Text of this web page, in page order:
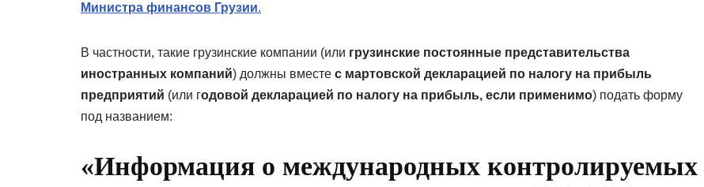
Министра финансов Грузии.
В частности, такие грузинские компании (или грузинские постоянные представительства
иностранных компаний) должны вместе с мартовской декларацией по налогу на прибыль
предприятий (или годовой декларацией по налогу на прибыль, если применимо) подать форму
под названием:
«Информация о международных контролируемых